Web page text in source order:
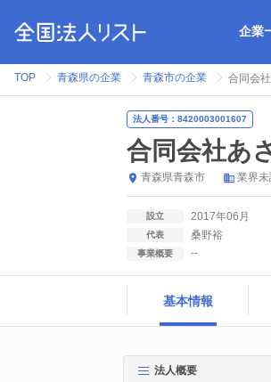
企業
TOP 青森県の企業 青森市の企業 合同会
法人番号：8420003001607
合同会社あ
青森県青森市 業界未
設立 2017年06月
代表 桑野裕
事業概要 --
基本情報
法人概要